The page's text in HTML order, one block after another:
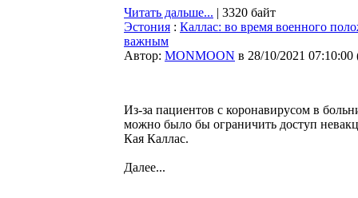
Читать дальше... | 3320 байт
Эстония : Каллас: во время военного
важным
Автор: MONMOON в 28/10/2021 07:10:00
Из-за пациентов с коронавирусом в
можно было бы ограничить доступ
Кая Каллас.
Далее...